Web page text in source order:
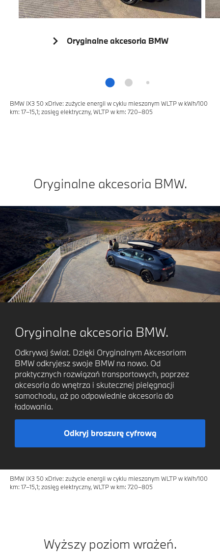
Oryginalne akcesoria BMW
BMW iX3 50 xDrive: zużycie energii w cyklu mieszanym WLTP w kWh/100
km: 17–15,1; zasięg elektryczny, WLTP w km: 720–805
Oryginalne akcesoria BMW.
Oryginalne akcesoria BMW.
Odkrywaj świat. Dzięki Oryginalnym Akcesoriom
BMW odkryjesz swoje BMW na nowo. Od
praktycznych rozwiązań transportowych, poprzez
akcesoria do wnętrza i skutecznej pielęgnacji
samochodu, aż po odpowiednie akcesoria do
ładowania.
Odkryj broszurę cyfrową
BMW iX3 50 xDrive: zużycie energii w cyklu mieszanym WLTP w kWh/100
km: 17–15,1; zasięg elektryczny, WLTP w km: 720–805
Wyższy poziom wrażeń.